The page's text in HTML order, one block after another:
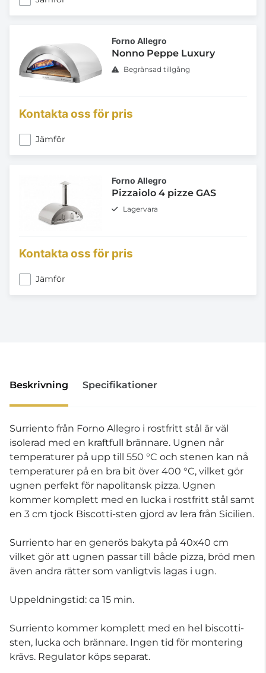
Forno Allegro
Nonno Peppe Luxury
Begränsad tillgång
Kontakta oss för pris
Jämför
Forno Allegro
Pizzaiolo 4 pizze GAS
Lagervara
Kontakta oss för pris
Jämför
Beskrivning Specifikationer
Surriento från Forno Allegro i rostfritt stål är väl
isolerad med en kraftfull brännare. Ugnen når
temperaturer på upp till 550 °C och stenen kan nå
temperaturer på en bra bit över 400 °C, vilket gör
ugnen perfekt för napolitansk pizza. Ugnen
kommer komplett med en lucka i rostfritt stål samt
en 3 cm tjock Biscotti-sten gjord av lera från Sicilien.
Surriento har en generös bakyta på 40x40 cm
vilket gör att ugnen passar till både pizza, bröd men
även andra rätter som vanligtvis lagas i ugn.
Uppeldningstid: ca 15 min.
Surriento kommer komplett med en hel biscotti-
sten, lucka och brännare. Ingen tid för montering
krävs. Regulator köps separat.